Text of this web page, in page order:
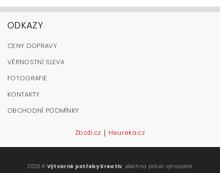
ODKAZY
CENY DOPRAVY
VĚRNOSTNÍ SLEVA
FOTOGRAFIE
KONTAKTY
OBCHODNÍ PODMÍNKY
Zboží.cz | Heureka.cz
2026 © Výtvarné potřeby Kreativ, všechna práva vyhrazena